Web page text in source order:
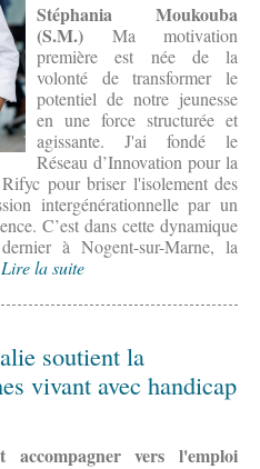
Stéphania Moukouba
(S.M.) Ma motivation
première est née de la
volonté de transformer le
potentiel de notre jeunesse
en une force structurée et
agissante. J'ai fondé le
Réseau d’Innovation pour la
pour briser l'isolement des
intergénérationnelle par un
C’est dans cette dynamique
à Nogent-sur-Marne, la
Lire la suite
soutient la
vivant avec handicap
vers l'emploi